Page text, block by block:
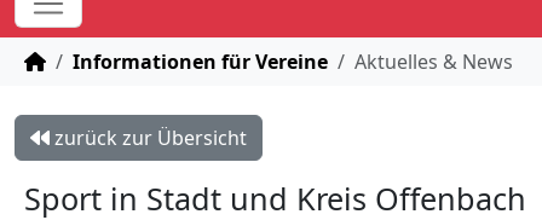
STARTSEITE
Informationen für Vereine Aktuelles & News
zurück zur Übersicht
Sport in Stadt und Kreis Offenbach